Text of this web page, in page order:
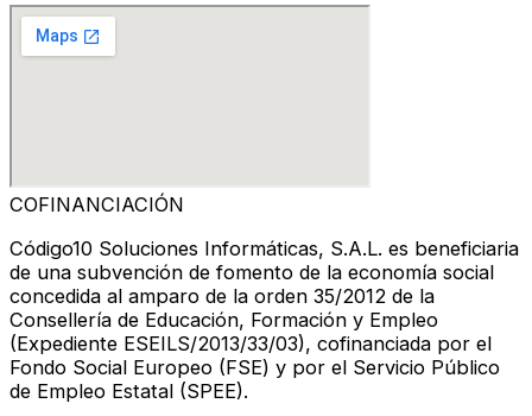
COFINANCIACIÓN
Código10 Soluciones Informáticas, S.A.L. es beneficiaria
de una subvención de fomento de la economía social
concedida al amparo de la orden 35/2012 de la
Consellería de Educación, Formación y Empleo
(Expediente ESEILS/2013/33/03), cofinanciada por el
Fondo Social Europeo (FSE) y por el Servicio Público
de Empleo Estatal (SPEE).